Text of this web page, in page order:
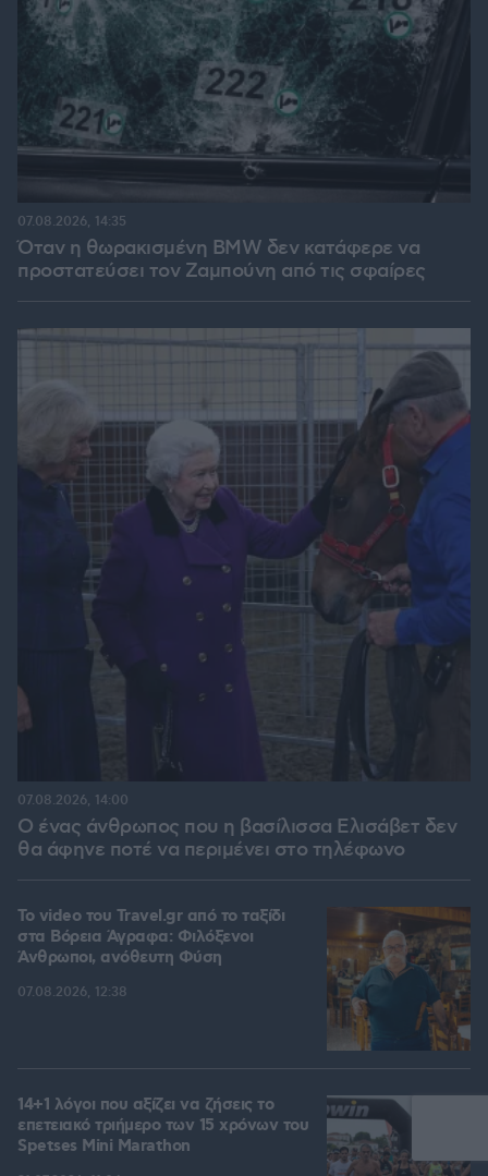
Όταν η θωρακισμένη BMW δεν κατάφερε να
προστατεύσει τον Ζαμπούνη από τις σφαίρες
07.08.2026, 14:35
Ο ένας άνθρωπος που η βασίλισσα Ελισάβετ δεν
θα άφηνε ποτέ να περιμένει στο τηλέφωνο
07.08.2026, 14:00
To video του Travel.gr από το ταξίδι
στα Βόρεια Άγραφα: Φιλόξενοι
Άνθρωποι, ανόθευτη Φύση
07.08.2026, 12:38
14+1 λόγοι που αξίζει να ζήσεις το
επετειακό τριήμερο των 15 χρόνων του
Spetses Mini Marathon